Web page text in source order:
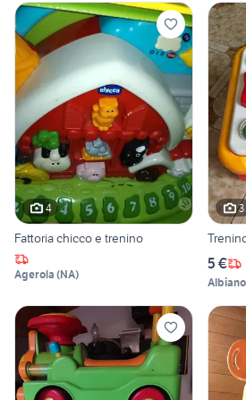
4
Fattoria chicco e trenino
Agerola (NA)
3
5 €